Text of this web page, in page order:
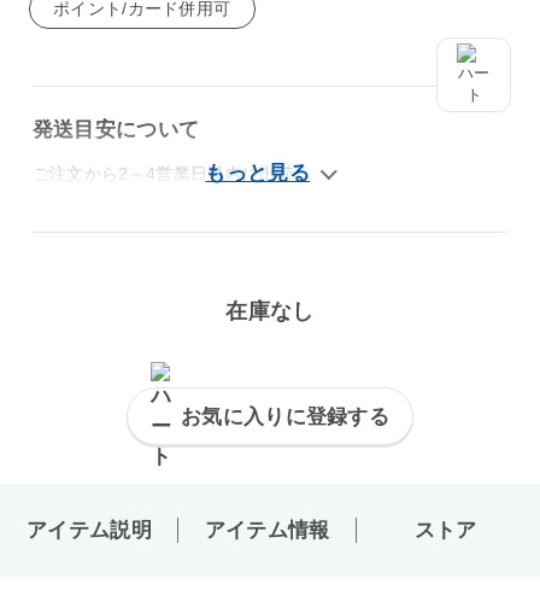
ポイント/カード併用可
発送目安について
ご注文から2～4営業日以内に出荷
在庫なし
お気に入りに登録する
アイテム説明 アイテム情報 ストア